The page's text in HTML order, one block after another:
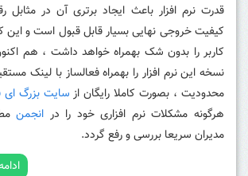
قدرت نرم افزار باعث ایجاد برتری آن در
کیفیت خروجی نهایی بسیار قابل قبول است و
کاربر را بدون شک بهمراه خواهد داشت ، هم
نسخه این نرم افزار را بهمراه فعالساز با لینک
محدودیت ، بصورت کاملا رایگان از سایت بزرگ ای
هرگونه مشکلات نرم افزاری خود را در انجمن
مدیران سریعا بررسی و رفع گردد.